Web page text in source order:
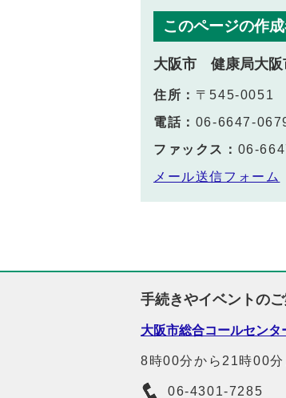
このページの作
大阪市 健康局大阪
住所： 〒545-0051
電話： 06-6647-
ファックス： 06-
メール送信フォーム
手続きやイベントの
大阪市総合コールセンタ
8時00分から21時00分
06-4301-7285